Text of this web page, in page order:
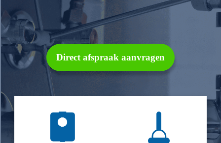
Direct afspraak aanvragen